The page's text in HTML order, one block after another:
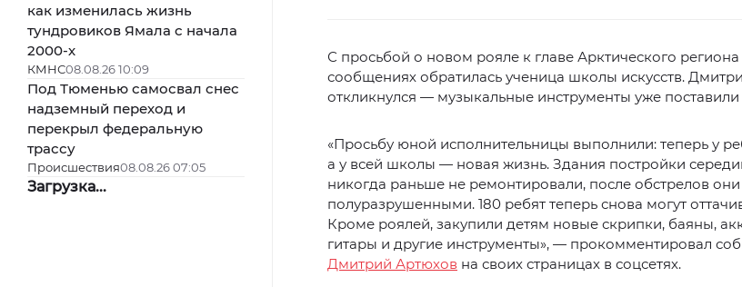
как изменилась жизнь
тундровиков Ямала с начала
2000-х
КМНС08.08.26 10:09
Под Тюменью самосвал снес
надземный переход и
перекрыл федеральную
трассу
Происшествия08.08.26 07:05
Загрузка...
С просьбой о новом рояле к главе Арктического
сообщениях обратилась ученица школы искусств.
откликнулся — музыкальные инструменты уже
«Просьбу юной исполнительницы выполнили: теперь у
а у всей школы — новая жизнь. Здания постройки
никогда раньше не ремонтировали, после обстрелов
полуразрушенными. 180 ребят теперь снова могут
Кроме роялей, закупили детям новые скрипки, баяны,
гитары и другие инструменты», — прокомментировал
Дмитрий Артюхов на своих страницах в соцсетях.